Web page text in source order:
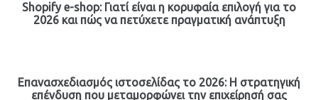
Shopify e-shop: Γιατί είναι η κορυφαία επιλογή για το
2026 και πώς να πετύχετε πραγματική ανάπτυξη
Επανασχεδιασμός ιστοσελίδας το 2026: Η στρατηγική
επένδυση που μεταμορφώνει την επιχείρησή σας